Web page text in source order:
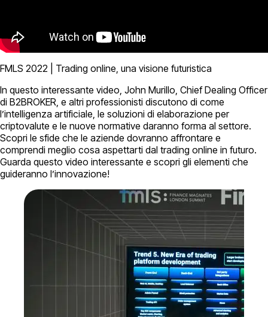
FMLS 2022 | Trading online, una visione futuristica
In questo interessante video, John Murillo, Chief Dealing Officer
di B2BROKER, e altri professionisti discutono di come
l’intelligenza artificiale, le soluzioni di elaborazione per
criptovalute e le nuove normative daranno forma al settore.
Scopri le sfide che le aziende dovranno affrontare e
comprendi meglio cosa aspettarti dal trading online in futuro.
Guarda questo video interessante e scopri gli elementi che
guideranno l’innovazione!